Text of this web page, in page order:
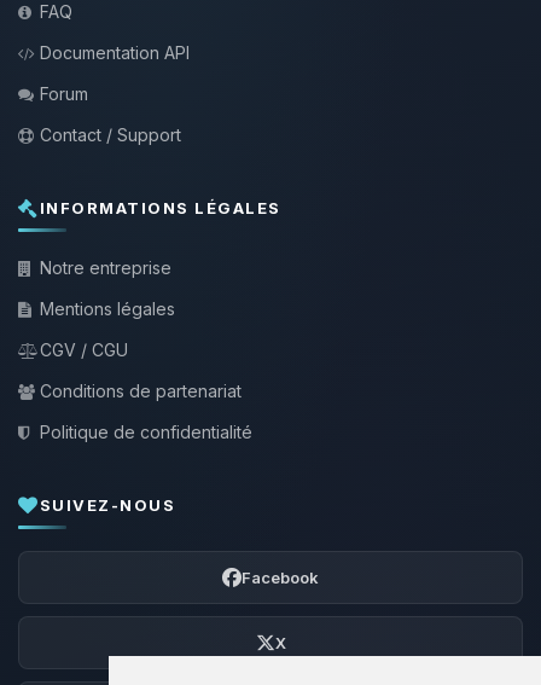
FAQ
Documentation API
Forum
Contact / Support
INFORMATIONS LÉGALES
Notre entreprise
Mentions légales
CGV / CGU
Conditions de partenariat
Politique de confidentialité
SUIVEZ-NOUS
Facebook
X